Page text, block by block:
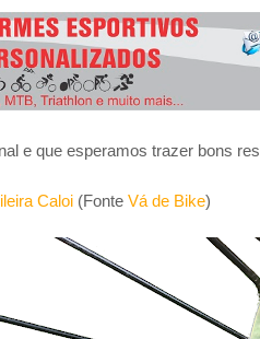
BBB - BEACH BIKER BLOG
#2 - 2024 BBB - BEACH BIKER BLOG
e que esperamos trazer bons
Caloi(Fonte Vá de Bike)